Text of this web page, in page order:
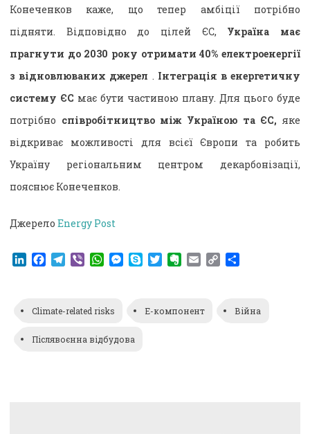
Конеченков каже, що тепер амбіції потрібно
підняти. Відповідно до цілей ЄС, Україна має
прагнути до 2030 року отримати 40% електроенергії
з відновлюваних джерел . Інтеграція в енергетичну
систему ЄС має бути частиною плану. Для цього буде
потрібно співробітництво між Україною та ЄС, яке
відкриває можливості для всієї Європи та робить
Україну регіональним центром декарбонізації,
пояснює Конеченков.
Джерело Energy Post
LinkedIn
Facebook
Telegram
ViberWhatsApp
Messenger
SkypeTwitterEvernote
EmailCopy
Climate-related risks E-компонент Війна
Післявоєнна відбудова